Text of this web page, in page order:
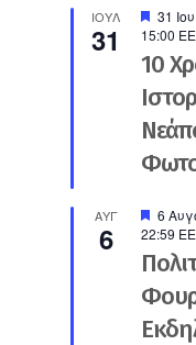
ΙΟΎΛ
31
31
15:00
10
ΑΥΓ
6
6
22:59